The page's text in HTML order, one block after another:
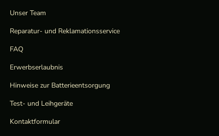
Unser Team
Reparatur- und Reklamationsservice
FAQ
Erwerbserlaubnis
Hinweise zur Batterieentsorgung
Test- und Leihgeräte
Kontaktformular